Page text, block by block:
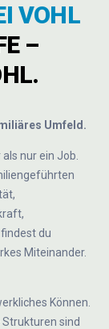
–
Umfeld.
nur ein Job.
du
Miteinander.
Können.
sind
VOHL